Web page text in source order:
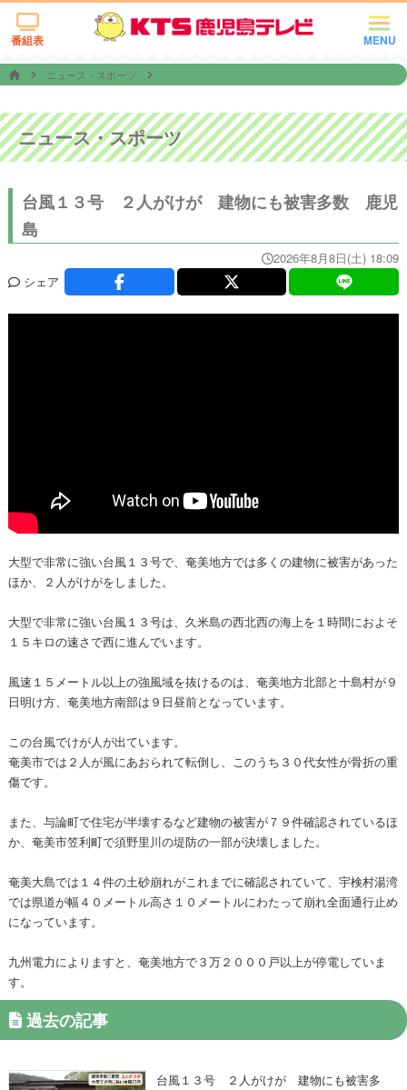
MENU
番組表
ニュース・スポーツ
ニュース・スポーツ
台風１３号 ２人がけが 建物にも被害多数 鹿児
島
2026年8月8日(土) 18:09
シェア
大型で非常に強い台風１３号で、奄美地方では多くの建物に被害があった
ほか、２人がけがをしました。
大型で非常に強い台風１３号は、久米島の西北西の海上を１時間におよそ
１５キロの速さで西に進んでいます。
風速１５メートル以上の強風域を抜けるのは、奄美地方北部と十島村が９
日明け方、奄美地方南部は９日昼前となっています。
この台風でけが人が出ています。
奄美市では２人が風にあおられて転倒し、このうち３０代女性が骨折の重
傷です。
また、与論町で住宅が半壊するなど建物の被害が７９件確認されているほ
か、奄美市笠利町で須野里川の堤防の一部が決壊しました。
奄美大島では１４件の土砂崩れがこれまでに確認されていて、宇検村湯湾
では県道が幅４０メートル高さ１０メートルにわたって崩れ全面通行止め
になっています。
九州電力によりますと、奄美地方で３万２０００戸以上が停電していま
す。
過去の記事
台風１３号 ２人がけが 建物にも被害多